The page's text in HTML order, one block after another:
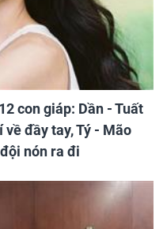
con giáp: Dần - Tuất
đầy tay, Tý - Mão
nón ra đi